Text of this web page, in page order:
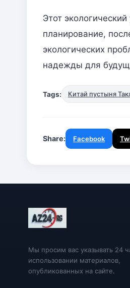
Этот
планирование,
экологических
надежды для
Tags: Китай пустыня
Share: Facebook
Мы просим вас указывать 24
использовании материалов,
опубликованных на сайте.